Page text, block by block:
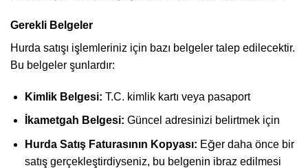
Gerekli Belgeler
Hurda satışı işlemleriniz için bazı belgeler talep edilecektir.
Bu belgeler şunlardır:
Kimlik Belgesi: T.C. kimlik kartı veya pasaport
İkametgah Belgesi: Güncel adresinizi belirtmek için
Hurda Satış Faturasının Kopyası: Eğer daha önce bir
satış gerçekleştirdiyseniz, bu belgenin ibraz edilmesi